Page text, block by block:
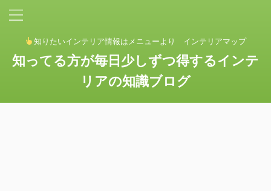
知りたいインテリア情報はメニューより インテリアマップ
知ってる方が毎日少しずつ得するインテ
リアの知識ブログ